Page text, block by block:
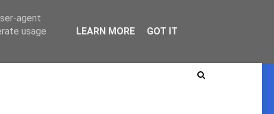
agent
usage
LEARN MORE GOT IT